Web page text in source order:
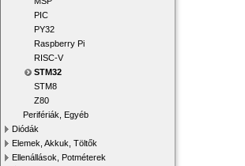
PIC
PY32
Raspberry Pi
RISC-V
STM32
STM8
Z80
Perifériák, Egyéb
Diódák
Elemek, Akkuk, Töltők
Ellenállások, Potméterek